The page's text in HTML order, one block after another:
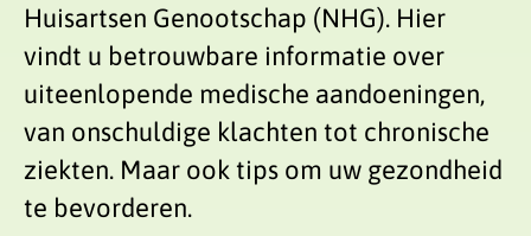
Huisartsen Genootschap (NHG). Hier
vindt u betrouwbare informatie over
uiteenlopende medische aandoeningen,
van onschuldige klachten tot chronische
ziekten. Maar ook tips om uw gezondheid
te bevorderen.